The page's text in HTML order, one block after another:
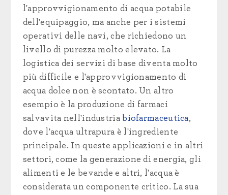
l'approvvigionamento di acqua potabile
dell'equipaggio, ma anche per i sistemi
operativi delle navi, che richiedono un
livello di purezza molto elevato. La
logistica dei servizi di base diventa molto
più difficile e l'approvvigionamento di
acqua dolce non è scontato. Un altro
esempio è la produzione di farmaci
salvavita nell'industria biofarmaceutica,
dove l'acqua ultrapura è l'ingrediente
principale. In queste applicazioni e in altri
settori, come la generazione di energia, gli
alimenti e le bevande e altri, l'acqua è
considerata un componente critico. La sua